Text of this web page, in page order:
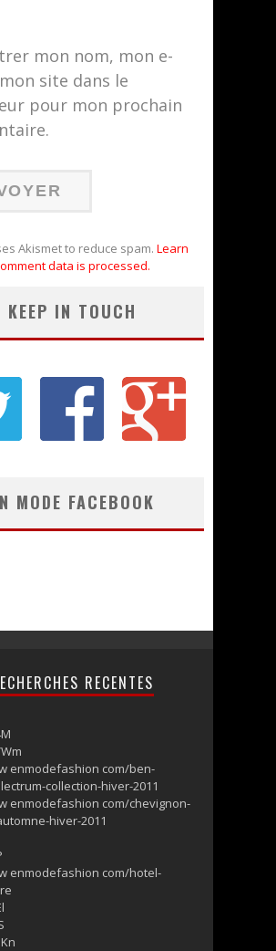
mon nom, mon e-
site dans le
pour mon prochain
Akismet to reduce spam. Learn
data is processed.
KEEP IN TOUCH
MODE FACEBOOK
RECENTES
enmodefashion com/ben-
collection-hiver-2011
enmodefashion com/chevignon-
hiver-2011
enmodefashion com/hotel-